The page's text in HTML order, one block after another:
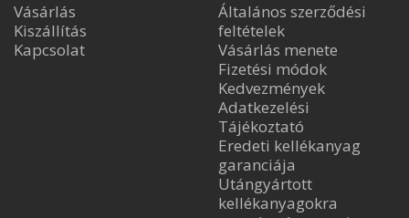
Vásárlás
Kiszállítás
Kapcsolat
Általános szerződési
feltételek
Vásárlás menete
Fizetési módok
Kedvezmények
Adatkezelési
Tájékoztató
Eredeti kellékanyag
garanciája
Utángyártott
kellékanyagokra